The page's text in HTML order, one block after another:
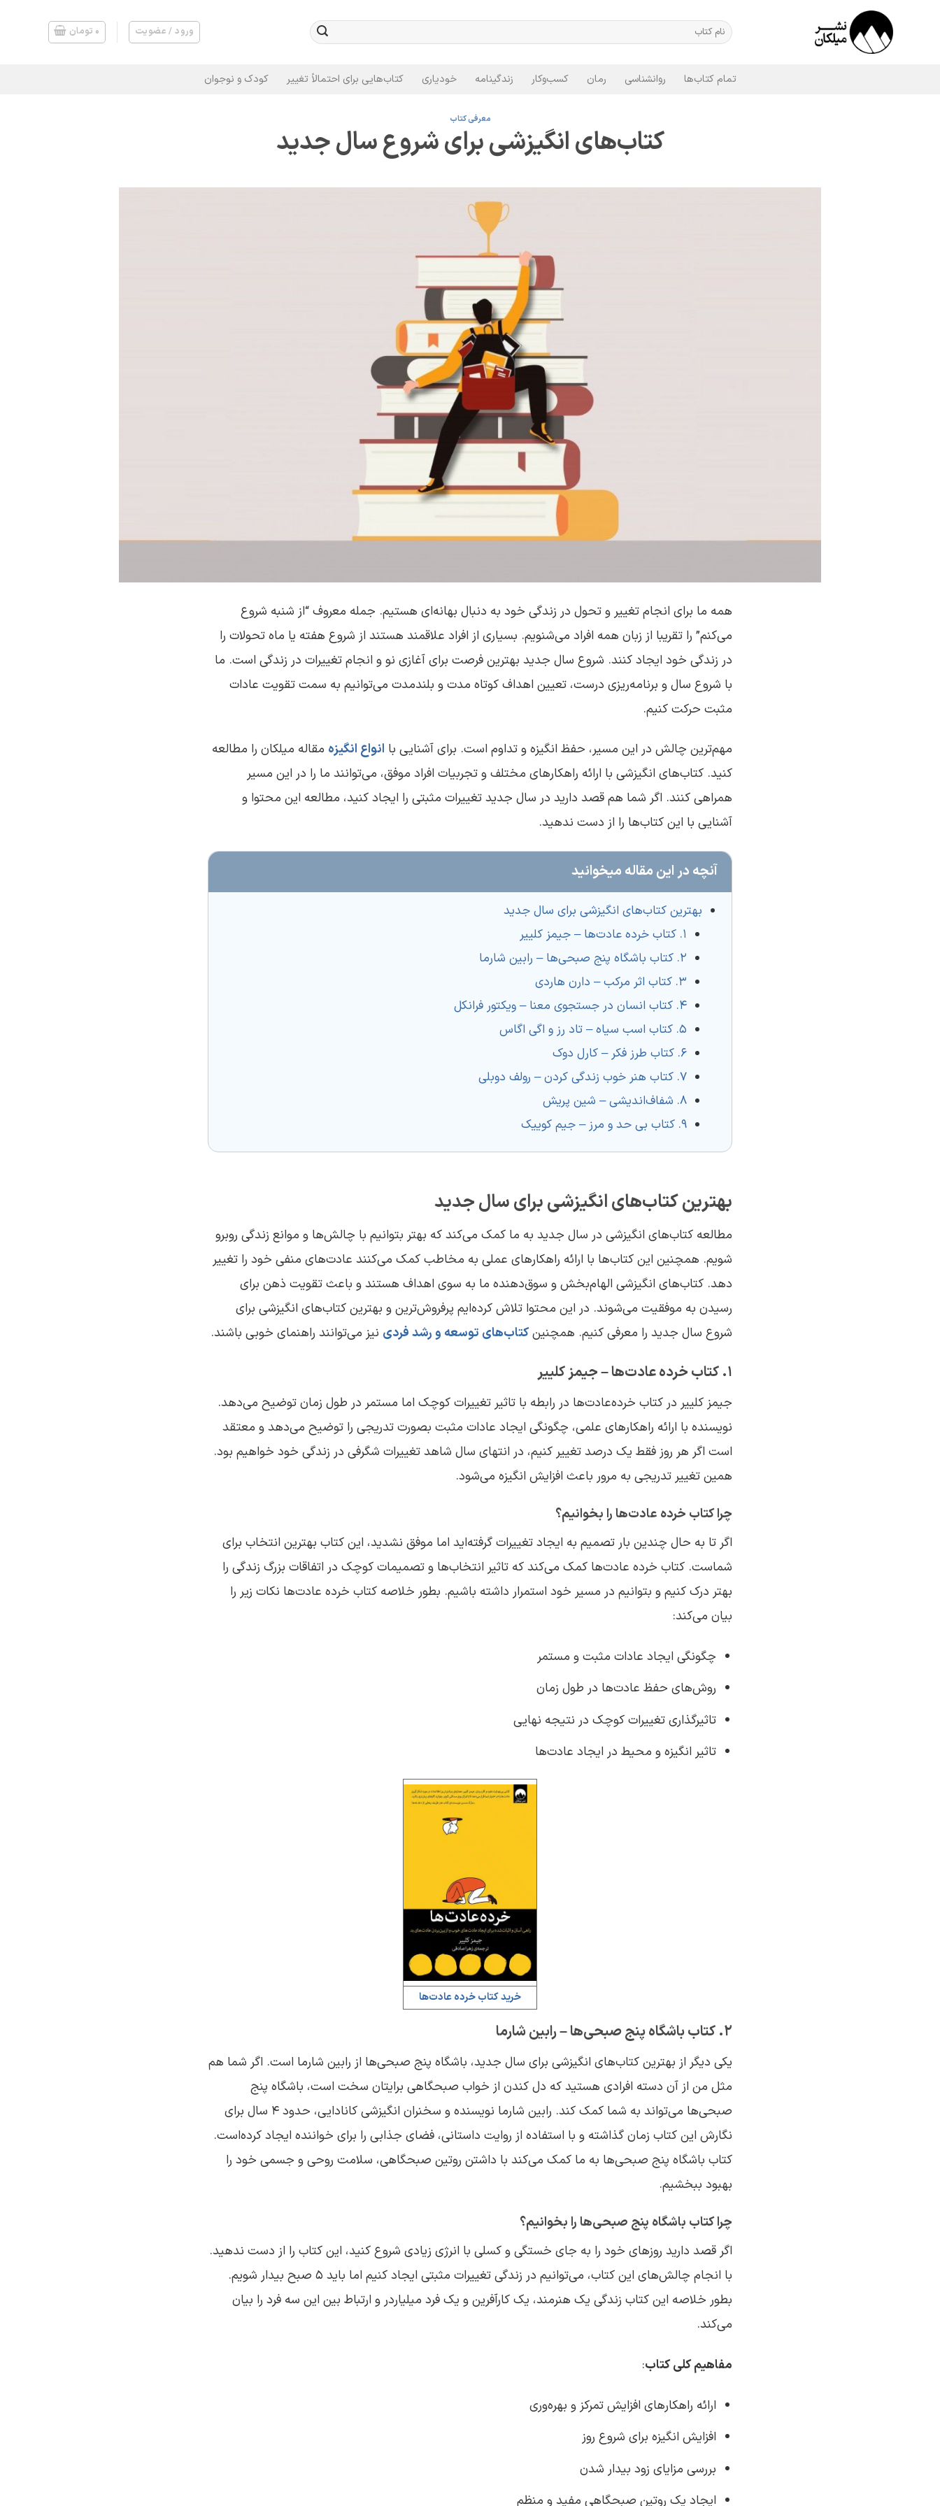
جستجو
برای:
ورود / عضویت ۰ تومان
تمام کتاب‌ها روانشناسی رمان کسب‌وکار زندگینامه خودیاری کتاب‌هایی برای احتمالاً تغییر کودک و نوجوان
معرفی کتاب
کتاب‌های انگیزشی برای شروع سال جدید
همه ما برای انجام تغییر و تحول در زندگی خود به دنبال بهانه‌ای هستیم. جمله معروف “از شنبه شروع
می‌کنم” را تقریبا از زبان همه افراد می‌شنویم. بسیاری از افراد علاقمند هستند از شروع هفته یا ماه تحولات را
در زندگی خود ایجاد کنند. شروع سال جدید بهترین فرصت برای آغازی نو و انجام تغییرات در زندگی است. ما
با شروع سال و برنامه‌ریزی درست، تعیین اهداف کوتاه مدت و بلندمدت می‌توانیم به سمت تقویت عادات
مثبت حرکت کنیم.
مهم‌ترین چالش در این مسیر، حفظ انگیزه و تداوم است. برای آشنایی با انواع انگیزه مقاله میلکان را مطالعه
کنید. کتاب‌های انگیزشی با ارائه راهکارهای مختلف و تجربیات افراد موفق، می‌توانند ما را در این مسیر
همراهی کنند. اگر شما هم قصد دارید در سال جدید تغییرات مثبتی را ایجاد کنید، مطالعه این محتوا و
آشنایی با این کتاب‌ها را از دست ندهید.
آنچه در این مقاله میخوانید
بهترین کتاب‌های انگیزشی برای سال جدید
1. کتاب خرده عادت‌ها – جیمز کلییر
2. کتاب باشگاه پنج صبحی‌ها – رابین شارما
3. کتاب اثر مرکب – دارن هاردی
4. کتاب انسان در جستجوی معنا – ویکتور فرانکل
5. کتاب اسب سیاه – تاد رز و اگی اگاس
6. کتاب طرز فکر – کارل دوک
7. کتاب هنر خوب زندگی کردن – رولف دوبلی
8. شفاف‌اندیشی – شین پریش
9. کتاب بی حد و مرز – جیم کوییک
بهترین کتاب‌های انگیزشی برای سال جدید
مطالعه کتاب‌های انگیزشی در سال جدید به ما کمک می‌کند که بهتر بتوانیم با چالش‌ها و موانع زندگی روبرو
شویم. همچنین این کتاب‌ها با ارائه راهکارهای عملی به مخاطب کمک می‌کنند عادت‌های منفی خود را تغییر
دهد. کتاب‌های انگیزشی الهام‌بخش و سوق‌دهنده ما به سوی اهداف هستند و باعث تقویت ذهن برای
رسیدن به موفقیت می‌شوند. در این محتوا تلاش کرده‌ایم پرفروش‌ترین و بهترین کتاب‌های انگیزشی برای
شروع سال جدید را معرفی کنیم. همچنینکتاب‌های توسعه و رشد فردی نیز می‌توانند راهنمای خوبی باشند.
1. کتاب خرده عادت‌ها – جیمز کلییر
جیمز کلییر در کتاب خرده‌عادت‌ها در رابطه با تاثیر تغییرات کوچک اما مستمر در طول زمان توضیح می‌دهد.
نویسنده با ارائه راهکارهای علمی، چگونگی ایجاد عادات مثبت بصورت تدریجی را توضیح می‌دهد و معتقد
است اگر هر روز فقط یک درصد تغییر کنیم، در انتهای سال شاهد تغییرات شگرفی در زندگی خود خواهیم بود.
همین تغییر تدریجی به مرور باعث افزایش انگیزه می‌شود.
چرا کتاب خرده عادت‌ها را بخوانیم؟
اگر تا به حال چندین بار تصمیم به ایجاد تغییرات گرفته‌اید اما موفق نشدید، این کتاب بهترین انتخاب برای
شماست. کتاب خرده عادت‌ها کمک می‌کند که تاثیر انتخاب‌ها و تصمیمات کوچک در اتفاقات بزرگ زندگی را
بهتر درک کنیم و بتوانیم در مسیر خود استمرار داشته باشیم. بطور خلاصه کتاب خرده عادت‌ها نکات زیر را
بیان می‌کند:
چگونگی ایجاد عادات مثبت و مستمر
روش‌های حفظ عادت‌ها در طول زمان
تاثیرگذاری تغییرات کوچک در نتیجه نهایی
تاثیر انگیزه و محیط در ایجاد عادت‌ها
خرید کتاب خرده ‌عادت‌ها
2. کتاب باشگاه پنج صبحی‌ها – رابین شارما
یکی دیگر از بهترین کتاب‌های انگیزشی برای سال جدید، باشگاه پنج صبحی‌ها از رابین شارما است. اگر شما هم
مثل من از آن دسته افرادی هستید که دل کندن از خواب صبحگاهی برایتان سخت است، باشگاه پنج
صبحی‌ها می‌تواند به شما کمک کند. رابین شارما نویسنده و سخنران انگیزشی کانادایی، حدود 4 سال برای
نگارش این کتاب زمان گذاشته و با استفاده از روایت داستانی، فضای جذابی را برای خواننده ایجاد کرده‌است.
کتاب باشگاه پنج صبحی‌ها به ما کمک می‌کند با داشتن روتین صبحگاهی، سلامت روحی و جسمی خود را
بهبود ببخشیم.
چرا کتاب باشگاه پنج صبحی‌ها را بخوانیم؟
اگر قصد دارید روزهای خود را به جای خستگی و کسلی با انرژی زیادی شروع کنید، این کتاب را از دست ندهید.
با انجام چالش‌های این کتاب، می‌توانیم در زندگی تغییرات مثبتی ایجاد کنیم اما باید 5 صبح بیدار شویم.
بطور خلاصه این کتاب زندگی یک هنرمند، یک کارآفرین و یک فرد میلیاردر و ارتباط بین این سه فرد را بیان
می‌کند.
مفاهیم کلی کتاب:
ارائه راهکارهای افزایش تمرکز و بهره‌وری
افزایش انگیزه برای شروع روز
بررسی مزایای زود بیدار شدن
ایجاد یک روتین صبحگاهی مفید و منظم